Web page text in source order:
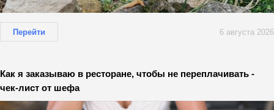
Перейти 6 августа 2026
Как я заказываю в ресторане, чтобы не переплачивать -
чек-лист от шефа